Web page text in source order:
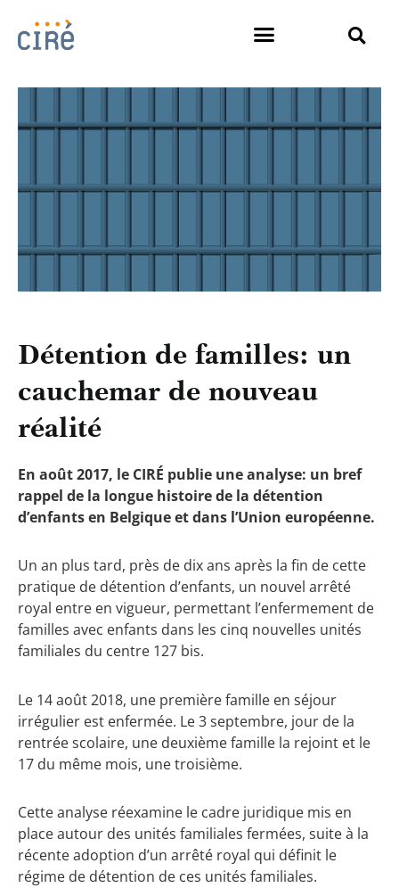
Détention de familles: un
cauchemar de nouveau
réalité
En août 2017, le CIRÉ publie une analyse: un bref
rappel de la longue histoire de la détention
d’enfants en Belgique et dans l’Union européenne.
Un an plus tard, près de dix ans après la fin de cette
pratique de détention d’enfants, un nouvel arrêté
royal entre en vigueur, permettant l’enfermement de
familles avec enfants dans les cinq nouvelles unités
familiales du centre 127 bis.
Le 14 août 2018, une première famille en séjour
irrégulier est enfermée. Le 3 septembre, jour de la
rentrée scolaire, une deuxième famille la rejoint et le
17 du même mois, une troisième.
Cette analyse réexamine le cadre juridique mis en
place autour des unités familiales fermées, suite à la
récente adoption d’un arrêté royal qui définit le
régime de détention de ces unités familiales.